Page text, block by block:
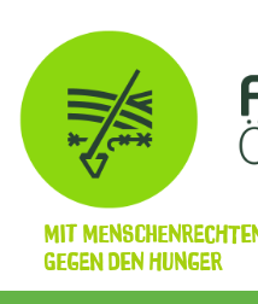
Mit
gegen den Hunger